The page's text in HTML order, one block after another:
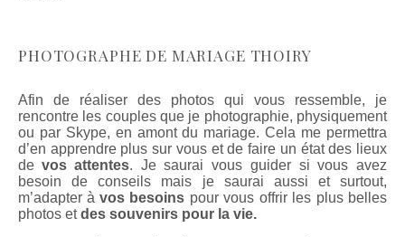
PHOTOGRAPHE DE MARIAGE THOIRY
Afin de réaliser des photos qui vous ressemble, je
rencontre les couples que je photographie, physiquement
ou par Skype, en amont du mariage. Cela me permettra
d’en apprendre plus sur vous et de faire un état des lieux
de vos attentes. Je saurai vous guider si vous avez
besoin de conseils mais je saurai aussi et surtout,
m’adapter à vos besoins pour vous offrir les plus belles
photos etdes souvenirs pour la vie.